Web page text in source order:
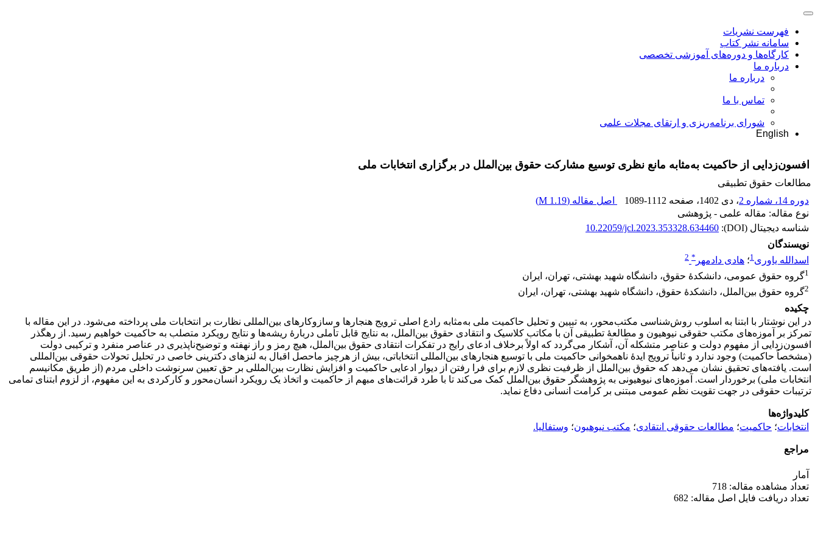
فهرست نشریات
سامانه نشر کتاب
کارگاه‌ها و دوره‌های آموزشی تخصصی
درباره ما
درباره ما
تماس با ما
شورای برنامه‌ریزی و ارتقای مجلات علمی
English
افسون‌زدایی از حاکمیت به‌مثابه مانع نظری توسیع مشارکت حقوق بین‌الملل در‎ ‎برگزاری انتخابات ملی
مطالعات حقوق تطبیقی
دوره 14، شماره 2
، دی 1402 ، صفحه 1089-1112 اصل مقاله (1.19 M
)
نوع مقاله: مقاله علمی - پژوهشی
شناسه دیجیتال (DOI):
10.22059/jcl.2023.353328.634460
نویسندگان
اسدالله یاوری1؛ هادی دادمهر *
2
1گروه حقوق عمومی، دانشکدۀ حقوق، دانشگاه شهید بهشتی، تهران، ایران‏
2گروه حقوق بین‌الملل، دانشکدۀ حقوق، دانشگاه شهید بهشتی، تهران، ایران‏
چکیده
در این نوشتار با ابتنا به اسلوب روش‌شناسی مکتب‌محور، به تبیین و تحلیل حاکمیت ملی به‌مثابه رادع اصلی ترویج هنجارها و سازوکارهای بین‌المللی نظارت بر انتخابات ملی پرداخته می‌شود. در این مقاله با
تمرکز بر آموزه‌های مکتب حقوقی نیوهیون و مطالعۀ تطبیقی آن با مکاتب کلاسیک و انتقادی حقوق بین‌الملل، به نتایج قابل تأملی دربارۀ ریشه‌ها و نتایج رویکرد متصلب به حاکمیت خواهیم رسید. از رهگذر
افسون‌زدایی از مفهوم دولت و عناصر متشکله آن، آشکار می‌گردد که اولاً برخلاف ادعای رایج در تفکرات انتقادی حقوق بین‌الملل، هیچ رمز و راز نهفته و توضیح‌ناپذیری در عناصر منفرد و ترکیبی دولت
(مشخصاً حاکمیت) وجود ندارد و ثانیاً ترویج ایدۀ ناهمخوانی حاکمیت ملی با توسیع هنجارهای بین‌المللی انتخاباتی، بیش از هرچیز ماحصل اقبال به لنزهای دکترینی خاصی در تحلیل تحولات حقوقی بین‌المللی
است. یافته‌های تحقیق نشان می‌دهد که حقوق بین‌الملل از ظرفیت نظری لازم برای فرا رفتن از دیوار ادعایی حاکمیت و افزایش نظارت بین‌المللی بر حق تعیین سرنوشت داخلی مردم (از طریق مکانیسم
انتخابات ملی) برخوردار است. آموزه‌های نیوهیونی به پژوهشگر حقوق بین‌الملل کمک می‌کند تا با طرد قرائت‌های مبهم از حاکمیت و اتخاذ یک رویکرد انسان‌محور و کارکردی به این مفهوم، از لزوم ابتنای تمامی
ترتیبات حقوقی در جهت تقویت نظم عمومی مبتنی بر کرامت انسانی دفاع نماید.
کلیدواژه‌ها
انتخابات؛ حاکمیت؛ مطالعات ‏حقوقی انتقادی؛ مکتب نیوهیون؛ ‏وستفالیا.‏
مراجع
آمار
تعداد مشاهده مقاله: 718
تعداد دریافت فایل اصل مقاله: 682